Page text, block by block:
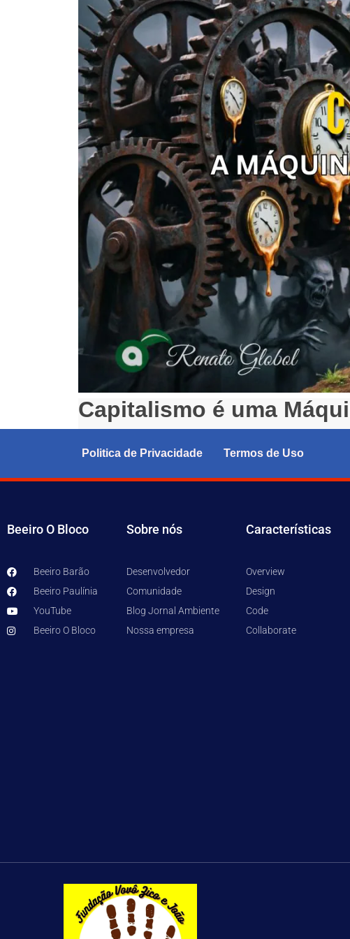
Capitalismo é uma
Politica de Privacidade
Termos de Uso
Beeiro O Bloco
Beeiro Barão
Beeiro Paulínia
YouTube
Beeiro O Bloco
Sobre nós
Desenvolvedor
Comunidade
Blog Jornal Ambiente
Nossa empresa
Características
Overview
Design
Code
Collaborate